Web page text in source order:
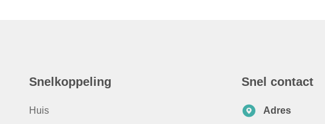
Snelkoppeling
Huis
Snel contact
Adres